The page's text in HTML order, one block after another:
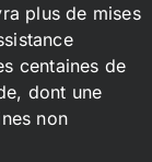
plus de mises
centaines de
dont une
non